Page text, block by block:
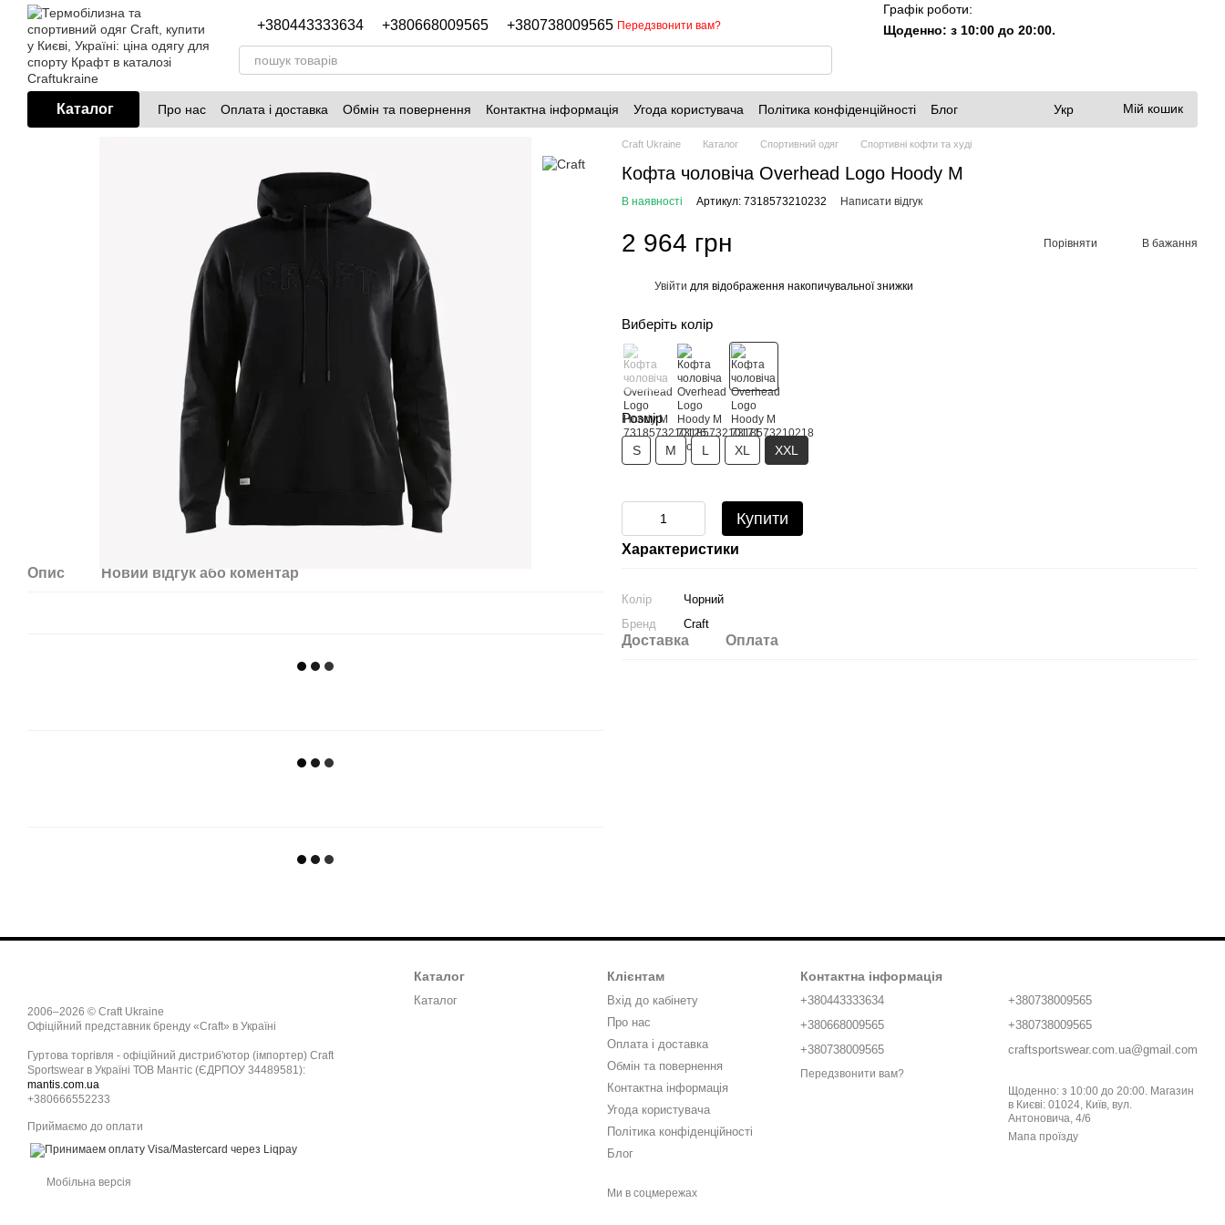
Перейти до основного контенту
+380443333634 +380668009565 +380738009565 Передзвонити вам?
Графік роботи:
Щоденно: з 10:00 до 20:00.
Каталог Про нас Оплата і доставка Обмін та повернення Контактна інформація Угода користувача Політика конфіденційності Блог Укр Мій кошик
Опис Новий відгук або коментар
Craft Ukraine Каталог Спортивний одяг Спортивні кофти та худі
Кофта чоловіча Overhead Logo Hoody M
В наявності Артикул: 7318573210232 Написати відгук
2 964 грн Порівняти В бажання
Увійти для відображення накопичувальної знижки
Виберіть колір
Розмір
S M L XL XXL
Купити
Характеристики
Колір
Чорний
Бренд
Craft
Доставка Оплата
2006–2026 © Craft Ukraine
Офіційний представник бренду «Craft» в Україні
Гуртова торгівля - офіційний дистриб'ютор (імпортер) Craft
Sportswear в Україні ТОВ Мантіс (ЄДРПОУ 34489581):
mantis.com.ua
+380666552233
Приймаємо до оплати
Мобільна версія
Каталог
Каталог
Клієнтам
Вхід до кабінету
Про нас
Оплата і доставка
Обмін та повернення
Контактна інформація
Угода користувача
Політика конфіденційності
Блог
Ми в соцмережах
Контактна інформація
+380443333634
+380668009565
+380738009565
Передзвонити вам?
+380738009565
+380738009565
craftsportswear.com.ua@gmail.com
Щоденно: з 10:00 до 20:00. Магазин
в Києві: 01024, Київ, вул.
Антоновича, 4/6
Мапа проїзду